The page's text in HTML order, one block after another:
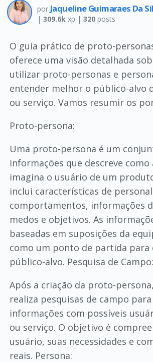
por Jaqueline Guimaraes Da
| 309.6kxp | 320posts
O guia prático de proto-
oferece uma visão detalhada
utilizar proto-personas e
entender melhor o público-alvo
ou serviço. Vamos resumir os
Proto-persona:
Uma proto-persona é um
informações que descreve como
imagina o usuário de um
inclui características de
comportamentos, informações
medos e objetivos. As
baseadas em suposições da
como um ponto de partida para
público-alvo. Pesquisa de Campo:
Após a criação da proto-
realiza pesquisas de campo
informações com possíveis
ou serviço. O objetivo é
usuário, suas necessidades e
reais. Persona: